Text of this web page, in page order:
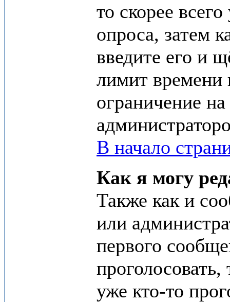
то скорее
опроса, затем
введите его и
лимит времени
ограничение на
В начало
Как я могу
Также как и
или
первого
уже кто-то